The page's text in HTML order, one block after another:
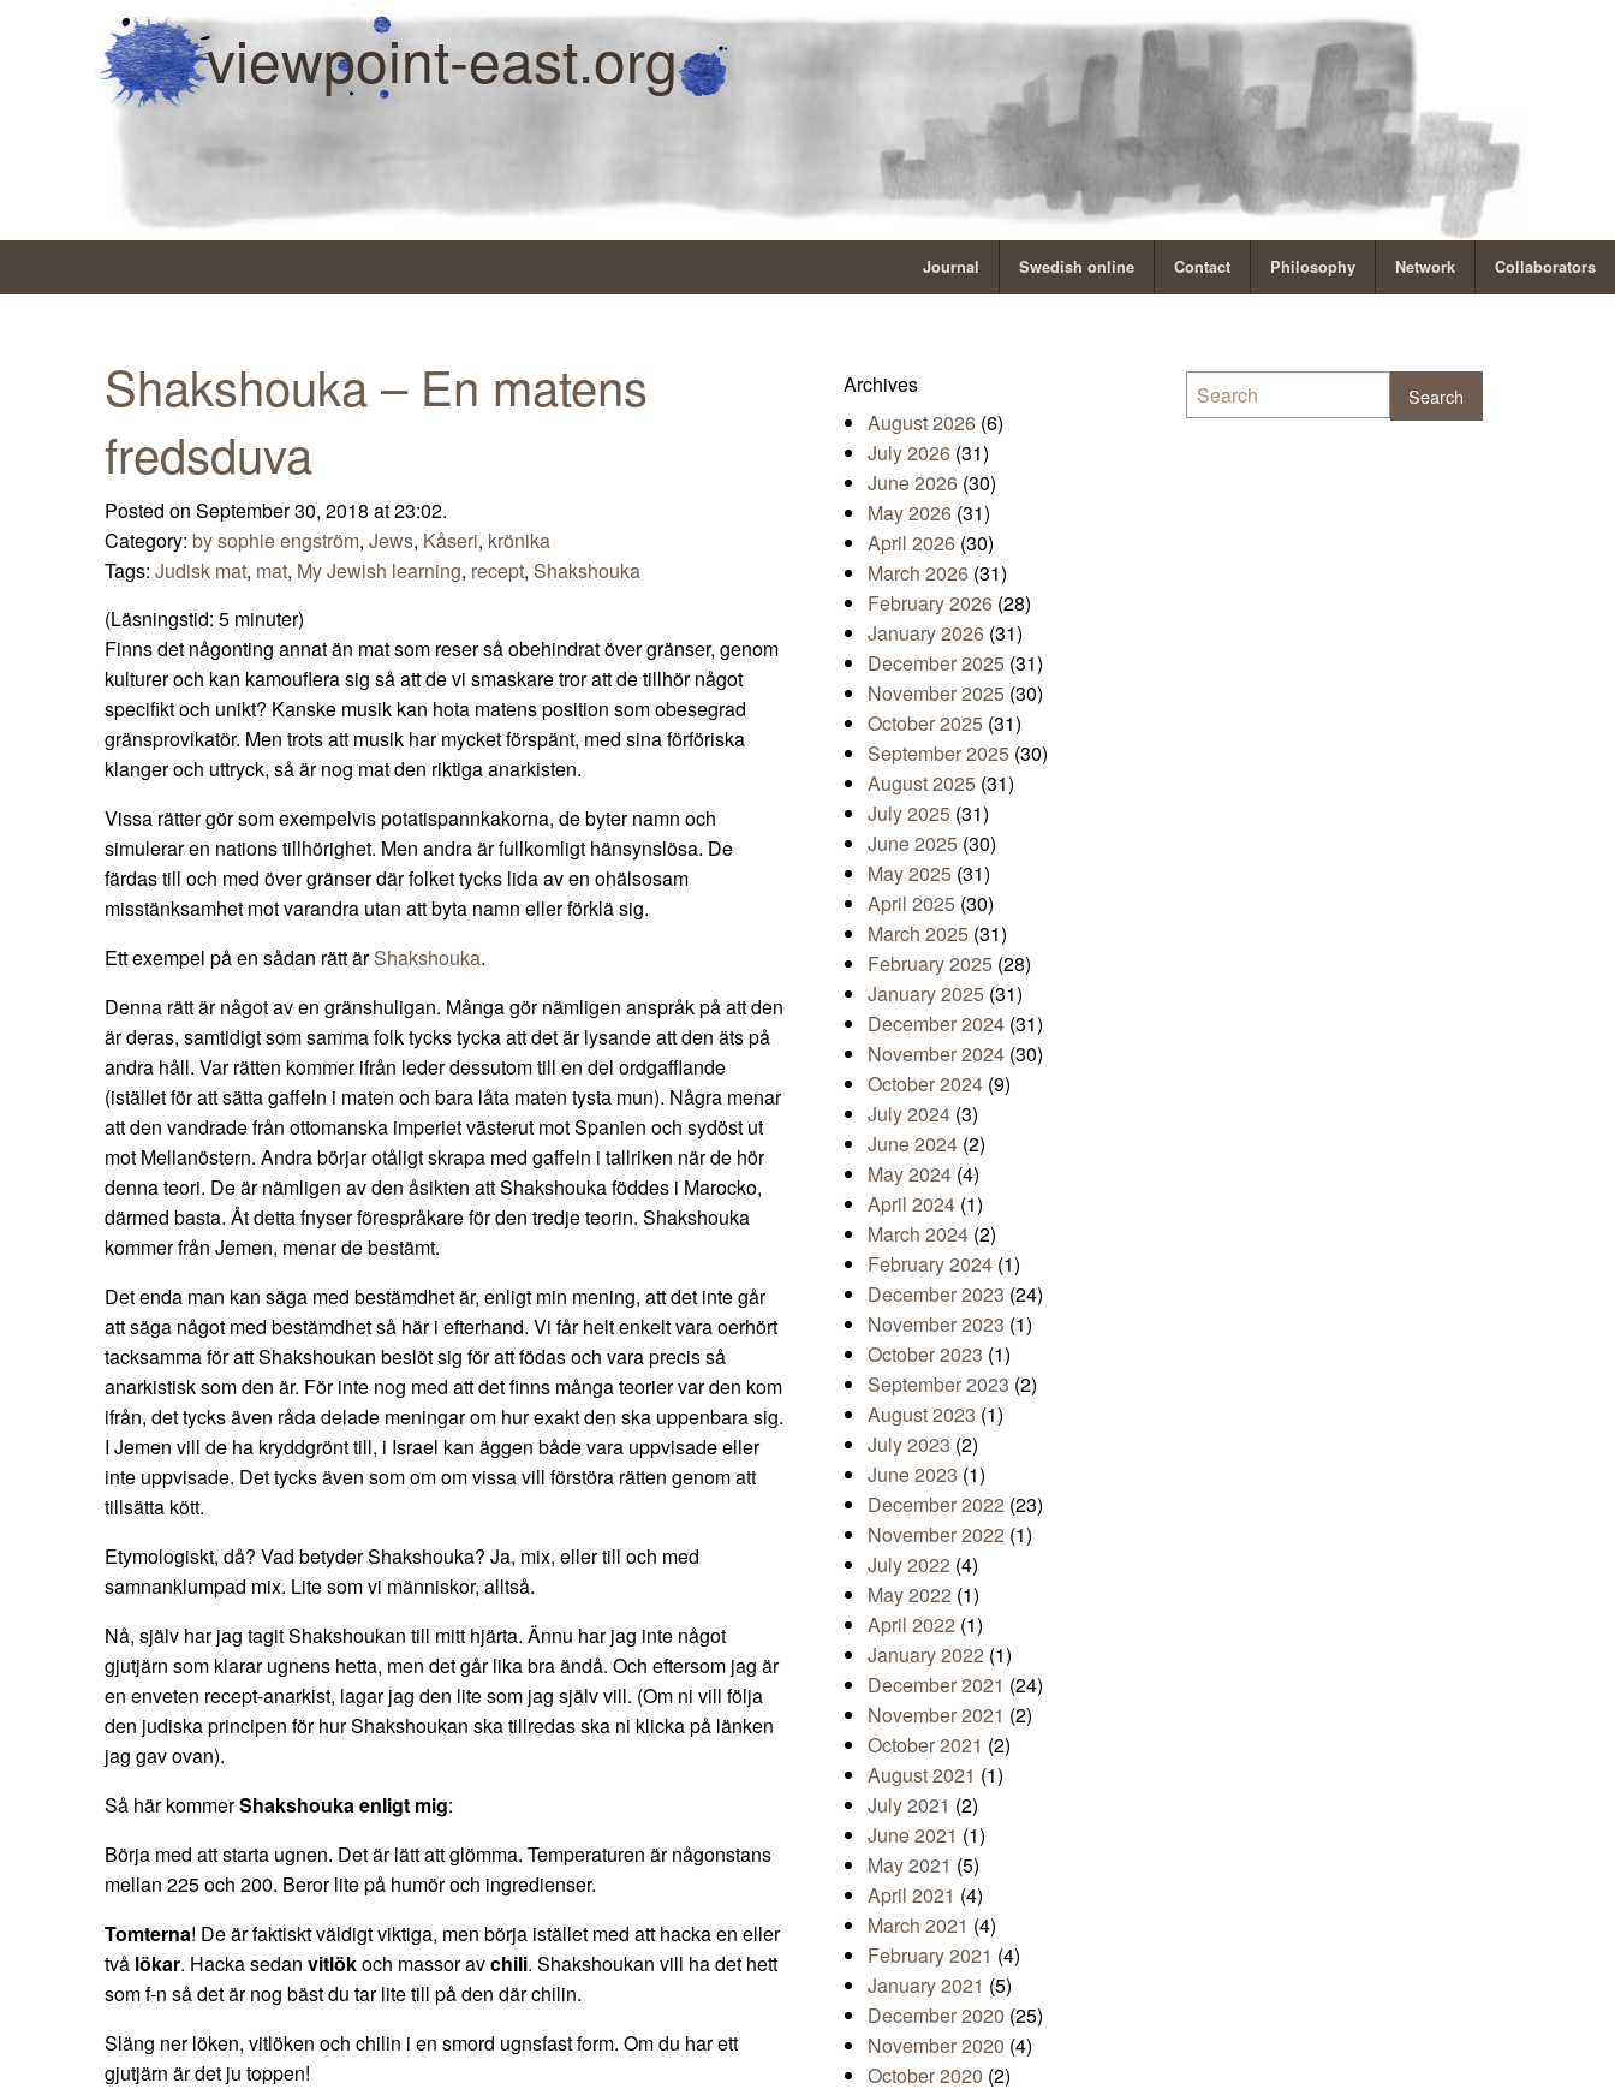
viewpoint-east.org
Journal Swedish online Contact Philosophy Network Collaborators
Shakshouka – En matens
fredsduva
Posted on September 30, 2018 at 23:02.
Category: by sophie engström, Jews, Kåseri, krönika
Tags: Judisk mat, mat, My Jewish learning, recept, Shakshouka
(Läsningstid: 5 minuter)
Finns det någonting annat än mat som reser så obehindrat över gränser, genom
kulturer och kan kamouflera sig så att de vi smaskare tror att de tillhör något
specifikt och unikt? Kanske musik kan hota matens position som obesegrad
gränsprovikatör. Men trots att musik har mycket förspänt, med sina förföriska
klanger och uttryck, så är nog mat den riktiga anarkisten.
Vissa rätter gör som exempelvis potatispannkakorna, de byter namn och
simulerar en nations tillhörighet. Men andra är fullkomligt hänsynslösa. De
färdas till och med över gränser där folket tycks lida av en ohälsosam
misstänksamhet mot varandra utan att byta namn eller förklä sig.
Ett exempel på en sådan rätt ärShakshouka.
Denna rätt är något av en gränshuligan. Många gör nämligen anspråk på att den
är deras, samtidigt som samma folk tycks tycka att det är lysande att den äts på
andra håll. Var rätten kommer ifrån leder dessutom till en del ordgafflande
(istället för att sätta gaffeln i maten och bara låta maten tysta mun). Några menar
att den vandrade från ottomanska imperiet västerut mot Spanien och sydöst ut
mot Mellanöstern. Andra börjar otåligt skrapa med gaffeln i tallriken när de hör
denna teori. De är nämligen av den åsikten att Shakshouka föddes i Marocko,
därmed basta. Åt detta fnyser förespråkare för den tredje teorin. Shakshouka
kommer från Jemen, menar de bestämt.
Det enda man kan säga med bestämdhet är, enligt min mening, att det inte går
att säga något med bestämdhet så här i efterhand. Vi får helt enkelt vara oerhört
tacksamma för att Shakshoukan beslöt sig för att födas och vara precis så
anarkistisk som den är. För inte nog med att det finns många teorier var den kom
ifrån, det tycks även råda delade meningar om hur exakt den ska uppenbara sig.
I Jemen vill de ha kryddgrönt till, i Israel kan äggen både vara uppvisade eller
inte uppvisade. Det tycks även som om om vissa vill förstöra rätten genom att
tillsätta kött.
Etymologiskt, då? Vad betyder Shakshouka? Ja, mix, eller till och med
samnanklumpad mix. Lite som vi människor, alltså.
Nå, själv har jag tagit Shakshoukan till mitt hjärta. Ännu har jag inte något
gjutjärn som klarar ugnens hetta, men det går lika bra ändå. Och eftersom jag är
en enveten recept-anarkist, lagar jag den lite som jag själv vill. (Om ni vill följa
den judiska principen för hur Shakshoukan ska tillredas ska ni klicka på länken
jag gav ovan).
Så här kommerShakshouka enligt mig:
Börja med att starta ugnen. Det är lätt att glömma. Temperaturen är någonstans
mellan 225 och 200. Beror lite på humör och ingredienser.
Tomterna! De är faktiskt väldigt viktiga, men börja istället med att hacka en eller
två lökar. Hacka sedan vitlökoch massor avchili. Shakshoukan vill ha det hett
som f-n så det är nog bäst du tar lite till på den där chilin.
Släng ner löken, vitlöken och chilin i en smord ugnsfast form. Om du har ett
gjutjärn är det ju toppen!
Archives
August 2026 (6)
July 2026 (31)
June 2026 (30)
May 2026 (31)
April 2026 (30)
March 2026 (31)
February 2026 (28)
January 2026 (31)
December 2025 (31)
November 2025 (30)
October 2025 (31)
September 2025 (30)
August 2025 (31)
July 2025 (31)
June 2025 (30)
May 2025 (31)
April 2025 (30)
March 2025 (31)
February 2025 (28)
January 2025 (31)
December 2024 (31)
November 2024 (30)
October 2024 (9)
July 2024 (3)
June 2024 (2)
May 2024 (4)
April 2024 (1)
March 2024 (2)
February 2024 (1)
December 2023 (24)
November 2023 (1)
October 2023 (1)
September 2023 (2)
August 2023 (1)
July 2023 (2)
June 2023 (1)
December 2022 (23)
November 2022 (1)
July 2022 (4)
May 2022 (1)
April 2022 (1)
January 2022 (1)
December 2021 (24)
November 2021 (2)
October 2021 (2)
August 2021 (1)
July 2021 (2)
June 2021 (1)
May 2021 (5)
April 2021 (4)
March 2021 (4)
February 2021 (4)
January 2021 (5)
December 2020 (25)
November 2020 (4)
October 2020 (2)